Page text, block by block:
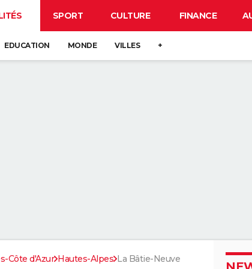
SPORT CULTURE FINANCE
EDUCATION MONDE VILLES +
Côte d'Azur Hautes-Alpes La Bâtie-Neuve